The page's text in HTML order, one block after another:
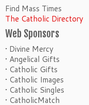
Find Mass Times
The Catholic Directory
Web Sponsors
• Divine Mercy
• Angelical Gifts
• Catholic Gifts
• Catholic Images
• Catholic Singles
• CatholicMatch